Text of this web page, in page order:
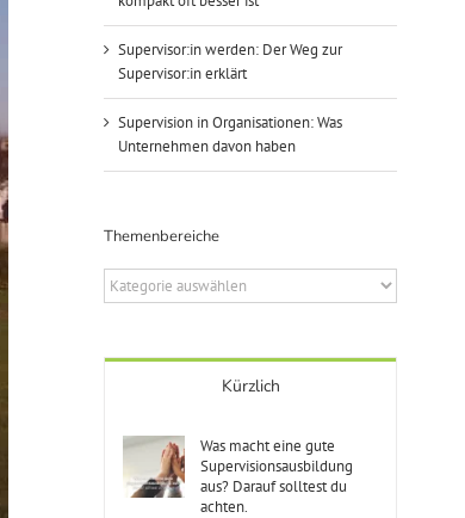
Supervisor:in werden: Der Weg zur
Supervisor:in erklärt
Supervision in Organisationen: Was
Unternehmen davon haben
Themenbereiche
Themenbereiche
Kürzlich
Was macht eine gute
Supervisionsausbildung
aus? Darauf solltest du
achten.